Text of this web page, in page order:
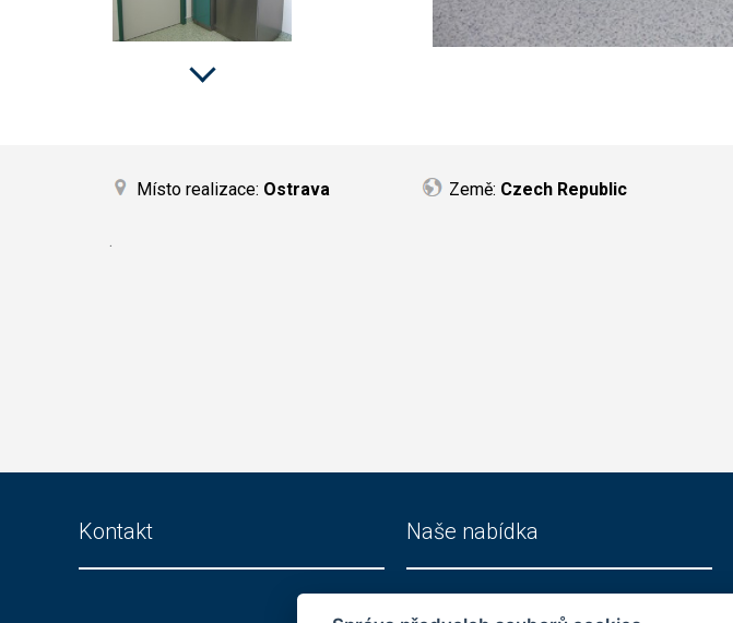
Místo realizace: Ostrava Země: Czech Republic
.
Kontakt Naše nabídka